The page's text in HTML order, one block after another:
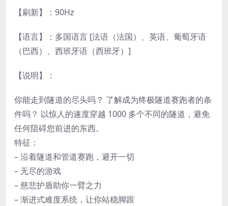
【刷新】：90Hz
【语言】：多国语言 [法语（法国）、英语、葡萄牙语
（巴西）、西班牙语（西班牙）]
【说明】：
你能走到隧道的尽头吗？ 了解成为终极隧道赛跑者的条
件吗？ 以惊人的速度穿越 1000 多个不同的隧道，避免
任何阻碍您前进的东西。
特征：
– 沿着隧道和管道赛跑，避开一切
– 无尽的游戏
– 慈悲护盾助你一臂之力
– 渐进式难度系统，让你站稳脚跟